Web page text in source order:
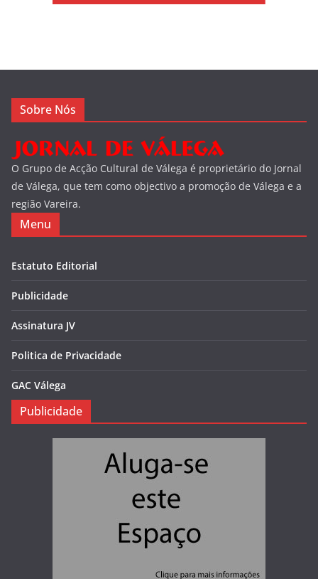
Sobre Nós
O Grupo de Acção Cultural de Válega é proprietário do Jornal
de Válega, que tem como objectivo a promoção de Válega e a
região Vareira.
Menu
Estatuto Editorial
Publicidade
Assinatura JV
Politica de Privacidade
GAC Válega
Publicidade